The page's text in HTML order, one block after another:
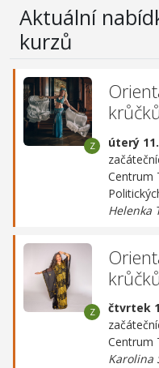
Aktuální
kurzů
krůčků
úterý 11.
Centrum
Helenka
krůčků
čtvrtek
Centrum
Karolina